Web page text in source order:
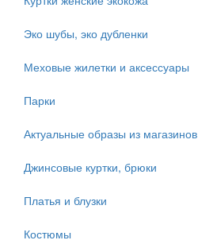
Эко шубы, эко дубленки
Меховые жилетки и аксессуары
Парки
Актуальные образы из магазинов
Джинсовые куртки, брюки
Платья и блузки
Костюмы